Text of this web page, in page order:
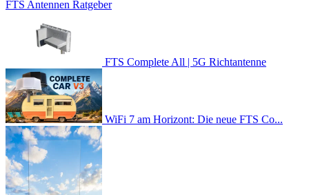
FTS Antennen Ratgeber
FTS Complete All | 5G Richtantenne
WiFi 7 am Horizont: Die neue FTS Co...